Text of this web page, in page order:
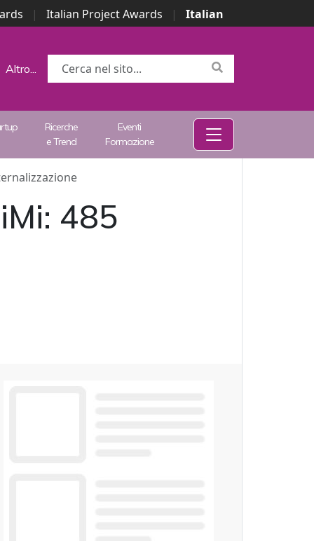
| Italian Project Awards |
Italian
Altro...
Ricerche
e Trend
Eventi
Formazione
485